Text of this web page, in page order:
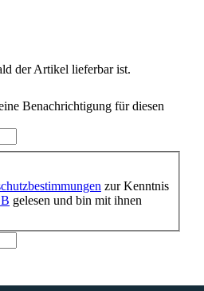
der Artikel lieferbar ist.
Benachrichtigung für diesen
zur Kenntnis
gelesen und bin mit ihnen